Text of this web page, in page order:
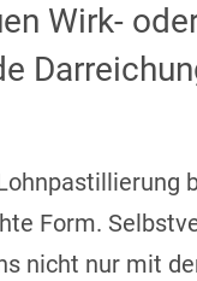
Wirk-
Form.
nicht nur mit